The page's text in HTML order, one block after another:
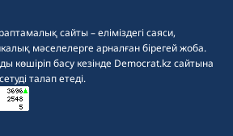
сайты – еліміздегі саяси,
мәселелерге арналған бірегей жоба.
көшіріп басу кезінде Democrat.kz сайтына
талап етеді.